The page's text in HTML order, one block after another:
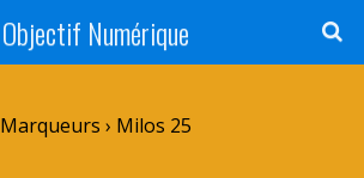
Objectif Numérique
Marqueurs › Milos 25